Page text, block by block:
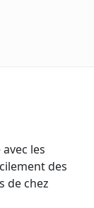
les
des
de chez